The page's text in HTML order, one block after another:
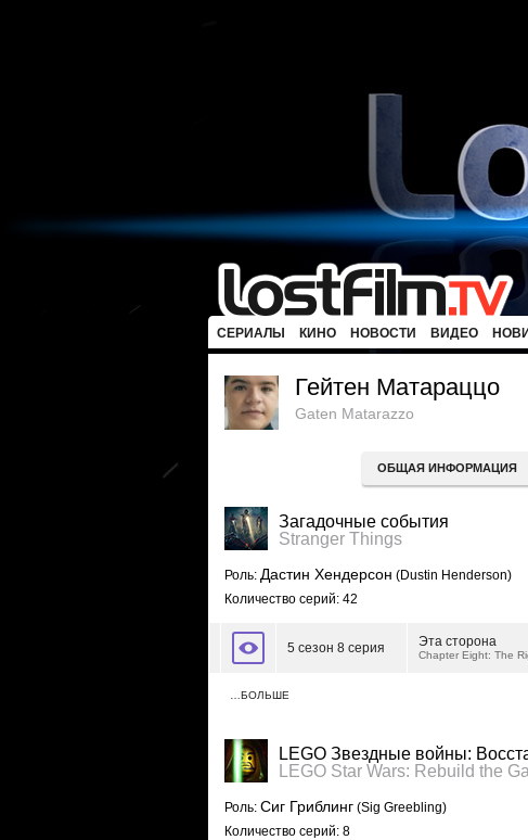
СЕРИАЛЫ КИНО НОВОСТИ ВИДЕО
Гейтен Матараццо
Gaten Matarazzo
ОБЩАЯ ИНФОРМАЦИЯ
Загадочные события
Stranger Things
Роль: Дастин Хендерсон (Dustin Henderson)
Количество серий: 42
5 сезон 8 серия Эта сторона
Chapter Eight: The
…БОЛЬШЕ
LEGO Звездные войны:
LEGO Star Wars: Rebuild the
Роль: Сиг Гриблинг (Sig Greebling)
Количество серий: 8